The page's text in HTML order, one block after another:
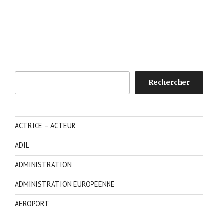
Rechercher
ACTRICE – ACTEUR
ADIL
ADMINISTRATION
ADMINISTRATION EUROPEENNE
AEROPORT